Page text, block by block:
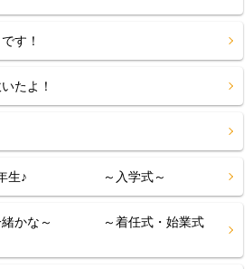
す！
たよ！
年生♪ ～入学式～
緒かな～ ～着任式・始業式